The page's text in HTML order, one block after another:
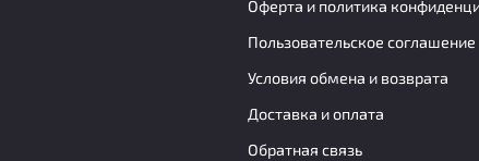
Оферта и политика
Пользовательское соглашение
Условия обмена и возврата
Доставка и оплата
Обратная связь